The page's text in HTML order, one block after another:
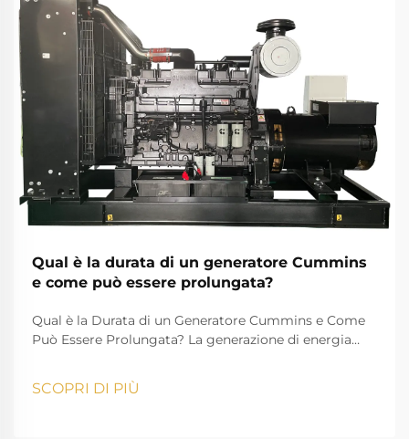
Qual è la durata di un generatore Cummins
e come può essere prolungata?
Qual è la Durata di un Generatore Cummins e Come
Può Essere Prolungata? La generazione di energia
garantendo che case, aziende, istituzioni sanitarie e
industrie possano proseguire le loro attività senza
SCOPRI DI PIÙ